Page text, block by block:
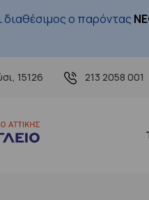
διαθέσιμος ο παρόντας
15126 213 2058 001